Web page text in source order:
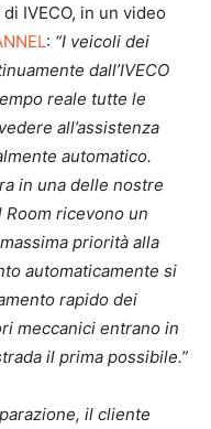
IVECO, in un video
: “I veicoli dei
dall’IVECO
reale tutte le
all’assistenza
automatico.
in una delle nostre
ricevono un
priorità alla
automaticamente si
rapido dei
meccanici entrano in
il prima possibile.”
il cliente